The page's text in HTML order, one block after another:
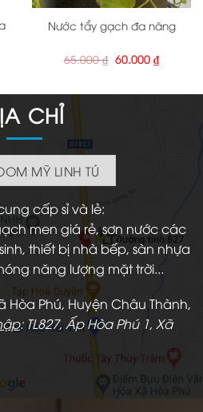
Nước tẩy gạch đa năng
65.000₫ Giá
gốc
60.000 ₫Giá
hiện
60.000
CHỈ
MỸ LINH TÚ
cấp sỉ và lẻ:
men giá rẻ, sơn nước các
thiết bị nhà bếp, sàn nhựa
năng lượng mặt trời...
Hòa Phú, Huyện Châu Thành,
: TL827, Ấp Hòa Phú 1, Xã